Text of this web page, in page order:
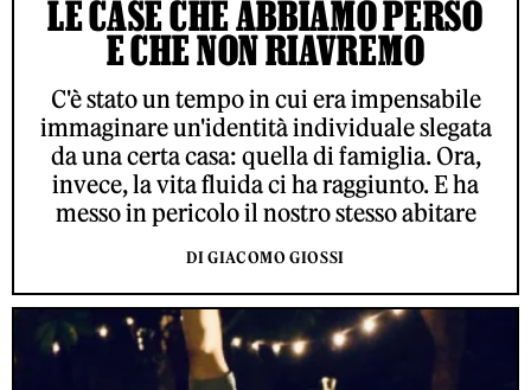
LE CASE CHE ABBIAMO PERSO
E CHE NON RIAVREMO
C'è stato un tempo in cui era impensabile
immaginare un'identità individuale slegata
da una certa casa: quella di famiglia. Ora,
invece, la vita fluida ci ha raggiunto. E ha
messo in pericolo il nostro stesso abitare
DI GIACOMO GIOSSI